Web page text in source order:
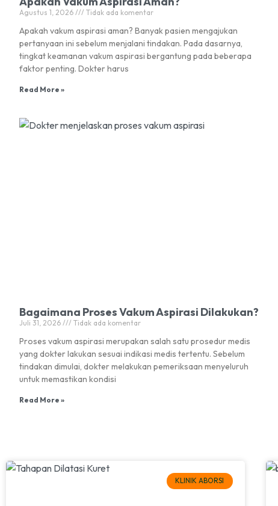
Agustus 1, 2026 Tidak ada komentar
Apakah vakum aspirasi aman? Banyak pasien mengajukan
pertanyaan ini sebelum menjalani tindakan. Pada dasarnya,
tingkat keamanan vakum aspirasi bergantung pada beberapa
faktor penting. Dokter harus
Read More »
Bagaimana Proses Vakum Aspirasi Dilakukan?
Juli 31, 2026 Tidak ada komentar
Proses vakum aspirasi merupakan salah satu prosedur medis
yang dokter lakukan sesuai indikasi medis tertentu. Sebelum
tindakan dimulai, dokter melakukan pemeriksaan menyeluruh
untuk memastikan kondisi
Read More »
KLINIK ABORSI